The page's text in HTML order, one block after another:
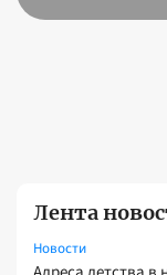
Лента
Новости